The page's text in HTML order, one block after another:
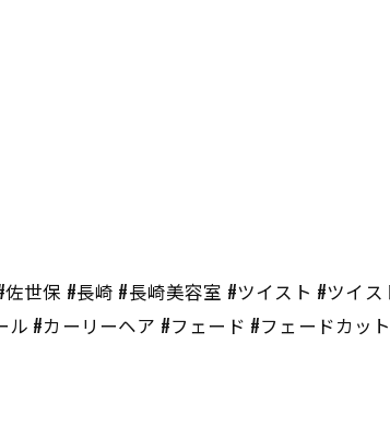
佐世保 #長崎 #長崎美容室 #ツイスト #ツイ
#カーリーヘア #フェード #フェードカッ